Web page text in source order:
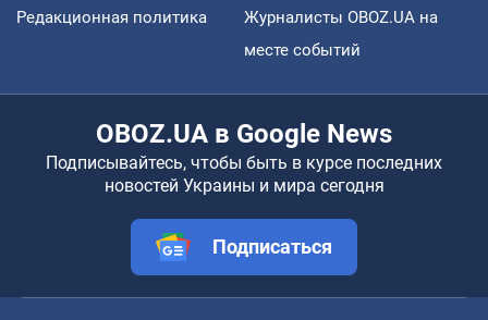
Редакционная политика
Журналисты OBOZ.UA на
месте событий
OBOZ.UA в Google News
Подписывайтесь, чтобы быть в курсе последних
новостей Украины и мира сегодня
Подписаться